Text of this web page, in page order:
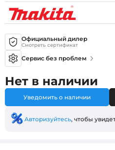
Официальный дилер
Смотреть сертификат
Сервис без проблем
Нет в наличии
Уведомить о наличии
Авторизуйтесь, чтобы